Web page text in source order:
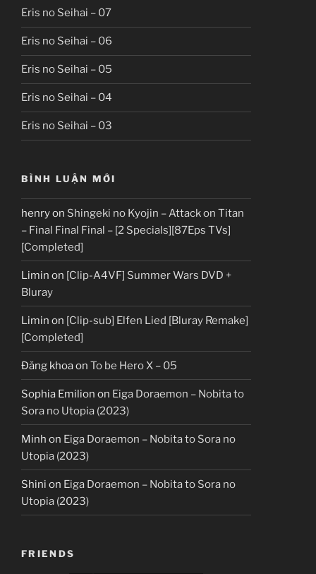
Eris no Seihai – 07
Eris no Seihai – 06
Eris no Seihai – 05
Eris no Seihai – 04
Eris no Seihai – 03
BÌNH LUẬN MỚI
henryon Shingeki no Kyojin – Attack on Titan
– Final Final Final – [2 Specials][87Eps TVs]
[Completed]
Limin on [Clip-A4VF] Summer Wars DVD +
Bluray
Limin on [Clip-sub] Elfen Lied [Bluray Remake]
[Completed]
Đăng khoaon To be Hero X – 05
Sophia Emilion on Eiga Doraemon – Nobita to
Sora no Utopia (2023)
Minh on Eiga Doraemon – Nobita to Sora no
Utopia (2023)
Shini on Eiga Doraemon – Nobita to Sora no
Utopia (2023)
FRIENDS